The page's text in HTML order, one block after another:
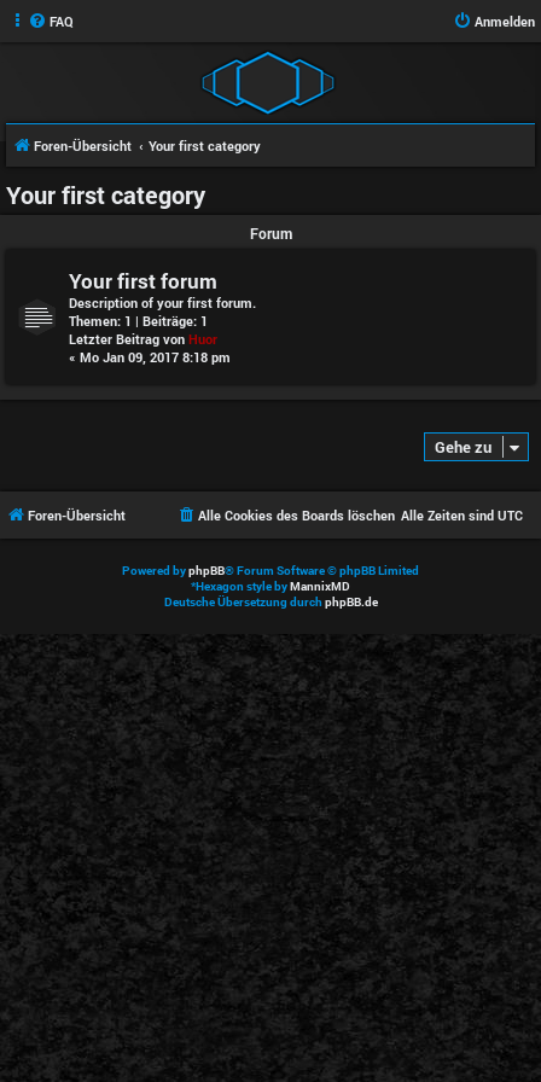
FAQ Anmelden
Foren-Übersicht Your first category
Your first category
Forum
Your first forum
Description of your first forum.
Themen: 1 | Beiträge: 1
Letzter Beitrag von Huor
« Mo Jan 09, 2017 8:18 pm
Gehe zu
Foren-Übersicht Alle Zeiten sind UTC
Alle Cookies des Boards löschen
Powered byphpBB® Forum Software © phpBB Limited
*Hexagon style byMannixMD
Deutsche Übersetzung durchphpBB.de